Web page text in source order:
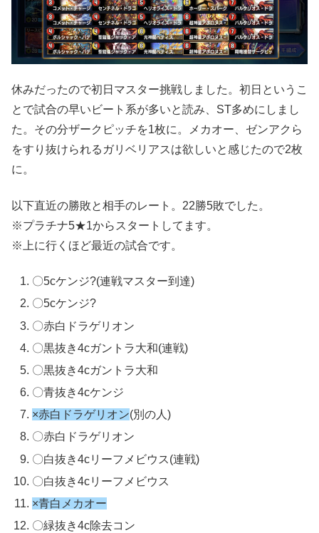
休みだったので初日マスター挑戦しました。初日というこ
とで試合の早いビート系が多いと読み、ST多めにしまし
た。その分ザークピッチを1枚に。メカオー、ゼンアクら
をすり抜けられるガリベリアスは欲しいと感じたので2枚
に。
以下直近の勝敗と相手のレート。22勝5敗でした。
※プラチナ5★1からスタートしてます。
※上に行くほど最近の試合です。
〇5cケンジ?(連戦マスター到達)
〇5cケンジ?
〇赤白ドラゲリオン
〇黒抜き4cガントラ大和(連戦)
〇黒抜き4cガントラ大和
〇青抜き4cケンジ
×赤白ドラゲリオン(別の人)
〇赤白ドラゲリオン
〇白抜き4cリーフメビウス(連戦)
〇白抜き4cリーフメビウス
×青白メカオー
〇緑抜き4c除去コン